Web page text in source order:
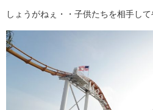
しょうがねぇ・・子供たちを相手して